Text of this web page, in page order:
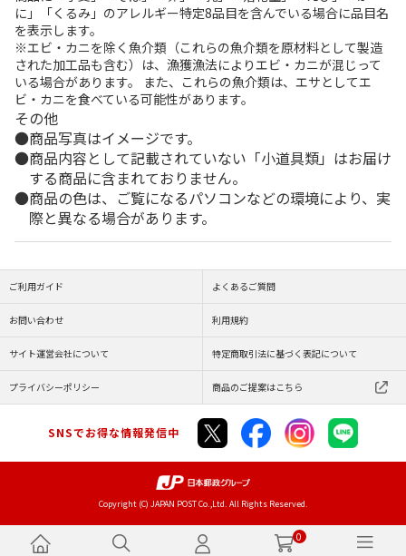
0
に」「くるみ」のアレルギー特定8品目を含んでいる場合に品目名
を表示します。
※エビ・カニを除く魚介類（これらの魚介類を原材料として製造
された加工品も含む）は、漁獲漁法によりエビ・カニが混じって
いる場合があります。 また、これらの魚介類は、エサとしてエ
ビ・カニを食べている可能性があります。
その他
商品写真はイメージです。
商品内容として記載されていない「小道具類」はお届け
する商品に含まれておりません。
商品の色は、ご覧になるパソコンなどの環境により、実
際と異なる場合があります。
ご利用ガイド よくあるご質問
お問い合わせ 利用規約
サイト運営会社について 特定商取引法に基づく表記について
プライバシーポリシー 商品のご提案はこちら
SNSでお得な情報発信中
Copyright (C) JAPAN POST Co.,Ltd. All Rights Reserved.